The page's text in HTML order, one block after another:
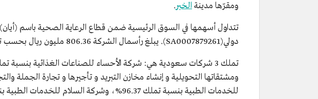
ومقرّها مدينة الخبر.
دولي(SA0007879261). يبلغ رأسمال الشركة 806.36 مليون ريال بحسب تحديث 15 نوفمبر 2021م.
تملك 3 شركات سعودية هي: شركة الأحساء للصناعات الغذائية بنسبة تملك 100%، وتعمل في مجال
ومشتقاتها التحويلية و إنشاء مخازن التبريد و تأجيرها و تجارة الجملة